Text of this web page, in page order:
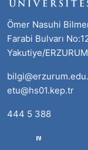
Ömer Nasuhi
Farabi Bulvarı
Yakutiye/ERZURUM
etu@hs01.kep.tr
444 5 388